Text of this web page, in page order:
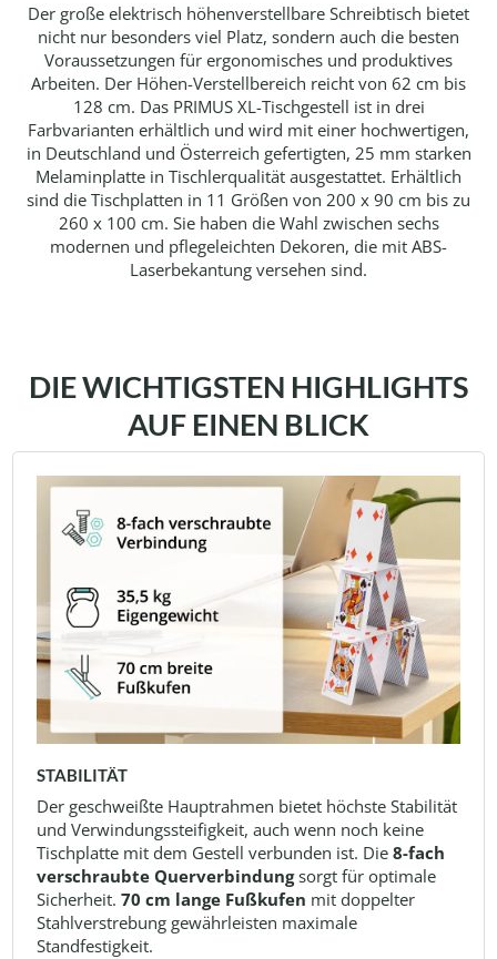
Der große elektrisch höhenverstellbare Schreibtisch bietet
nicht nur besonders viel Platz, sondern auch die besten
Voraussetzungen für ergonomisches und produktives
Arbeiten. Der Höhen-Verstellbereich reicht von 62 cm bis
128 cm. Das PRIMUS XL-Tischgestell ist in drei
Farbvarianten erhältlich und wird mit einer hochwertigen,
in Deutschland und Österreich gefertigten, 25 mm starken
Melaminplatte in Tischlerqualität ausgestattet. Erhältlich
sind die Tischplatten in 11 Größen von 200 x 90 cm bis zu
260 x 100 cm. Sie haben die Wahl zwischen sechs
modernen und pflegeleichten Dekoren, die mit ABS-
Laserbekantung versehen sind.
DIE WICHTIGSTEN HIGHLIGHTS
AUF EINEN BLICK
STABILITÄT
Der geschweißte Hauptrahmen bietet höchste Stabilität
und Verwindungssteifigkeit, auch wenn noch keine
Tischplatte mit dem Gestell verbunden ist. Die8-fach
verschraubte Querverbindungsorgt für optimale
Sicherheit.70 cm lange Fußkufen mit doppelter
Stahlverstrebung gewährleisten maximale
Standfestigkeit.